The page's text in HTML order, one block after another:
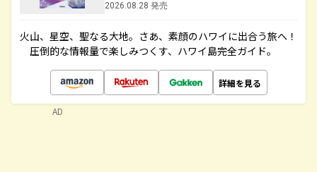
2026.08.28 発売
火山、星空、聖なる大地――。さあ、素顔のハワイに出合う旅へ！
圧倒的な情報量で楽しみつくす、ハワイ島完全ガイド。
詳細を見る
AD